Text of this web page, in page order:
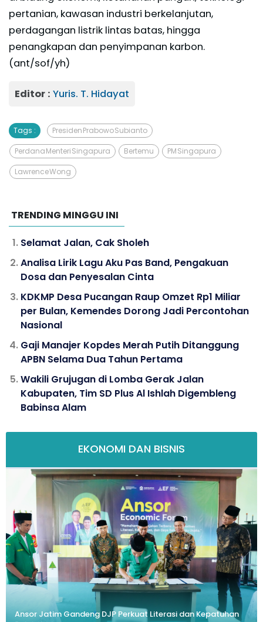
pertanian, kawasan industri berkelanjutan,
perdagangan listrik lintas batas, hingga
penangkapan dan penyimpanan karbon.
(ant/sof/yh)
Editor : Yuris. T. Hidayat
Tags : Presiden Prabowo Subianto
Perdana Menteri Singapura Bertemu PM Singapura
Lawrence Wong
TRENDING MINGGU INI
Selamat Jalan, Cak Sholeh
Analisa Lirik Lagu Aku Pas Band, Pengakuan
Dosa dan Penyesalan Cinta
KDKMP Desa Pucangan Raup Omzet Rp1 Miliar
per Bulan, Kemendes Dorong Jadi Percontohan
Nasional
Gaji Manajer Kopdes Merah Putih Ditanggung
APBN Selama Dua Tahun Pertama
Wakili Grujugan di Lomba Gerak Jalan
Kabupaten, Tim SD Plus Al Ishlah Digembleng
Babinsa Alam
EKONOMI DAN BISNIS
Ansor Jatim Gandeng DJP Perkuat Literasi dan Kepatuhan